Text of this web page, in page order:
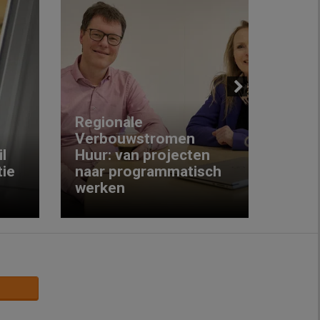
Regionale
Verbouwstromen
Huur: van projecten
naar programmatisch
werken
Next